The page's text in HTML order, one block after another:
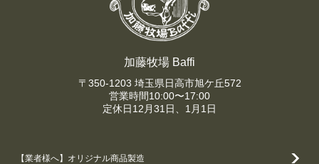
加藤牧場 Baffi
〒350-1203 埼玉県日高市旭ケ丘572
営業時間10:00〜17:00
定休日12月31日、1月1日
【業者様へ】オリジナル商品製造